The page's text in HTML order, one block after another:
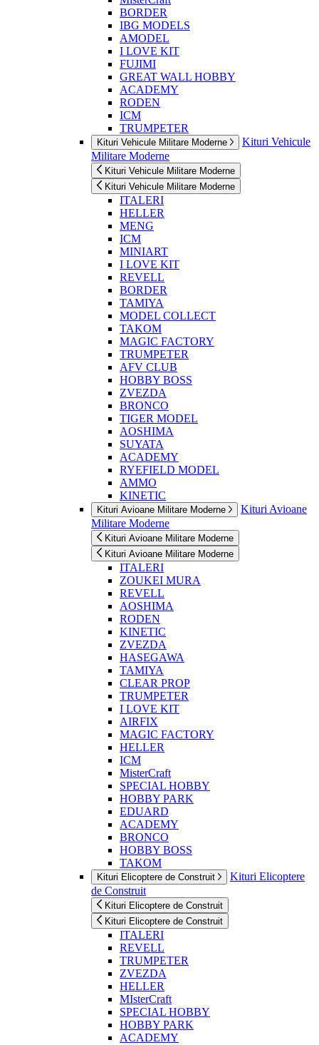
BORDER
IBG MODELS
AMODEL
I LOVE KIT
FUJIMI
GREAT WALL HOBBY
ACADEMY
RODEN
ICM
TRUMPETER
Kituri Vehicule Militare Moderne
Kituri Vehicule
Militare Moderne
Kituri Vehicule Militare Moderne
Kituri Vehicule Militare Moderne
ITALERI
HELLER
MENG
ICM
MINIART
I LOVE KIT
REVELL
BORDER
TAMIYA
MODEL COLLECT
TAKOM
MAGIC FACTORY
TRUMPETER
AFV CLUB
HOBBY BOSS
ZVEZDA
BRONCO
TIGER MODEL
AOSHIMA
SUYATA
ACADEMY
RYEFIELD MODEL
AMMO
KINETIC
Kituri Avioane Militare Moderne
Kituri Avioane
Militare Moderne
Kituri Avioane Militare Moderne
Kituri Avioane Militare Moderne
ITALERI
ZOUKEI MURA
REVELL
AOSHIMA
RODEN
KINETIC
ZVEZDA
HASEGAWA
TAMIYA
CLEAR PROP
TRUMPETER
I LOVE KIT
AIRFIX
MAGIC FACTORY
HELLER
ICM
MisterCraft
SPECIAL HOBBY
HOBBY PARK
EDUARD
ACADEMY
BRONCO
HOBBY BOSS
TAKOM
Kituri Elicoptere de Construit
Kituri Elicoptere
de Construit
Kituri Elicoptere de Construit
Kituri Elicoptere de Construit
ITALERI
REVELL
TRUMPETER
ZVEZDA
HELLER
MIsterCraft
SPECIAL HOBBY
HOBBY PARK
ACADEMY